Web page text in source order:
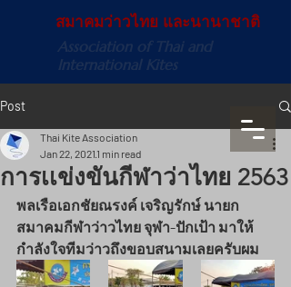
Association of Thai and
International Kites
สมาคมว่าวไทย และนานาชาติ
Post
การเเข่งขันกีฬาว่าไทย 2563
Thai Kite Association
Jan 22, 2021 1 min read
พลเรือเอกชัยณรงค์ เจริญรักษ์ นายก
สมาคมกีฬาว่าวไทย จุฬา-ปักเป้า มาให้
กำลังใจทีมว่าวถึงขอบสนามเลยครับผม